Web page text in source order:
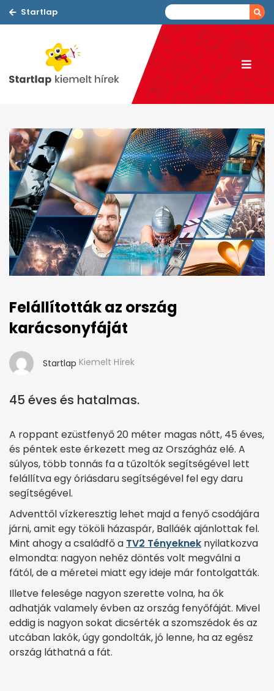
Startlap
Felállították az ország
karácsonyfáját
Startlap Kiemelt Hírek
45 éves és hatalmas.
A roppant ezüstfenyő 20 méter magas nőtt, 45 éves,
és péntek este érkezett meg az Országház elé. A
súlyos, több tonnás fa a tűzoltók segítségével lett
felállítva egy óriásdaru segítségével fel egy daru
segítségével.
Adventtől vízkeresztig lehet majd a fenyő csodájára
járni, amit egy tököli házaspár, Balláék ajánlottak fel.
Mint ahogy a családfő a TV2 Tényeknek nyilatkozva
elmondta: nagyon nehéz döntés volt megválni a
fától, de a méretei miatt egy ideje már fontolgatták.
Illetve felesége nagyon szerette volna, ha ők
adhatják valamely évben az ország fenyőfáját. Mivel
eddig is nagyon sokat dicsérték a szomszédok és az
utcában lakók, úgy gondolták, jó lenne, ha az egész
ország láthatná a fát.